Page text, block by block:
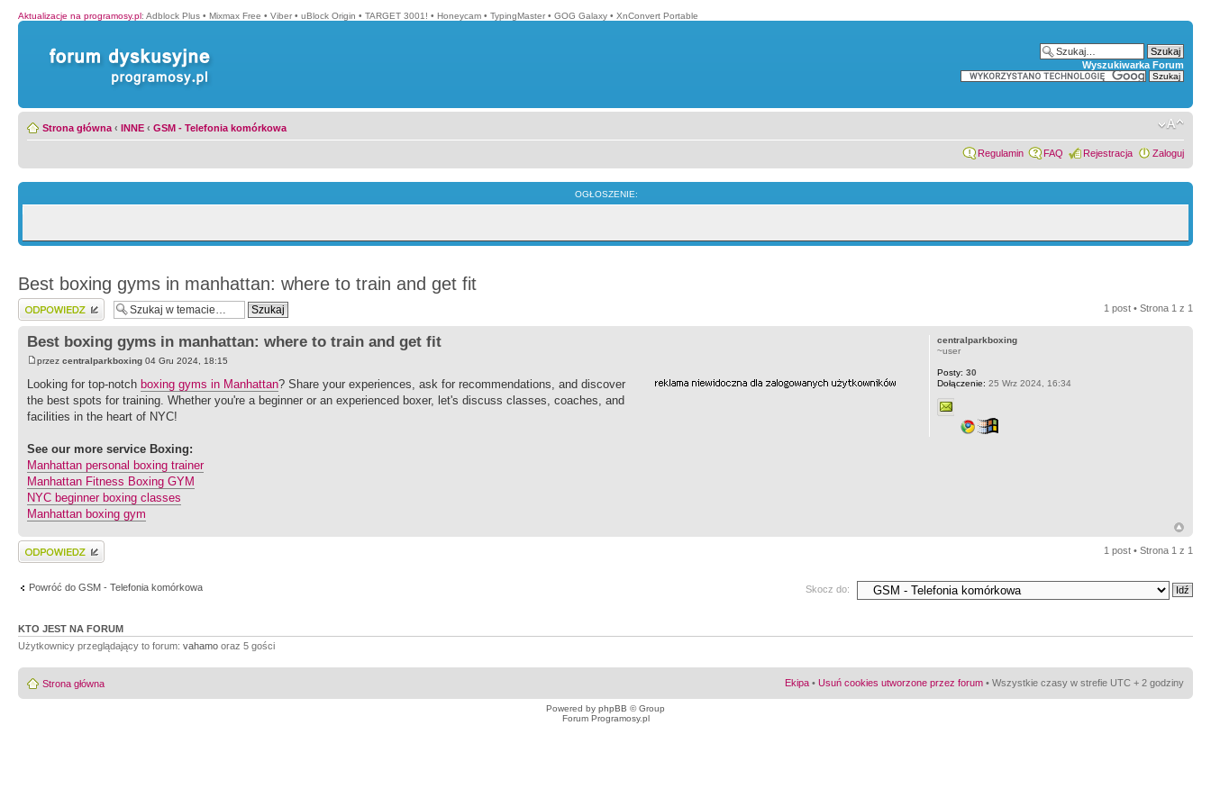
Aktualizacje na programosy.pl: Adblock Plus • Mixmax Free • Viber • uBlock Origin • TARGET 3001! • Honeycam • TypingMaster • GOG Galaxy • XnConvert Portable
Wyszukiwarka Forum
Strona główna ‹ INNE ‹ GSM - Telefonia komórkowa
Regulamin FAQ Rejestracja Zaloguj
OGŁOSZENIE:
Best boxing gyms in manhattan: where to train and get fit
Wyślij odpowiedź 1 post • Strona 1 z 1
Best boxing gyms in manhattan: where to train and get fit
przez centralparkboxing 04 Gru 2024, 18:15
Looking for top-notch boxing gyms in Manhattan? Share your experiences, ask for recommendations, and discover
the best spots for training. Whether you're a beginner or an experienced boxer, let's discuss classes, coaches, and
facilities in the heart of NYC!
See our more service Boxing:
Manhattan personal boxing trainer
Manhattan Fitness Boxing GYM
NYC beginner boxing classes
Manhattan boxing gym
centralparkboxing
~user
Posty: 30
Dołączenie: 25 Wrz 2024, 16:34
Wyślij odpowiedź 1 post • Strona 1 z 1
Powróć do GSM - Telefonia komórkowa Skocz do:
KTO JEST NA FORUM
Użytkownicy przeglądający to forum: vahamo oraz 5 gości
Strona główna Ekipa • Usuń cookies utworzone przez forum • Wszystkie czasy w strefie UTC + 2 godziny
Powered by phpBB © Group
Forum Programosy.pl